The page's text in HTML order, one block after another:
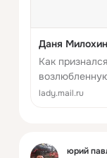
Даня
Как
lady.mail.ru
Фид
юрий